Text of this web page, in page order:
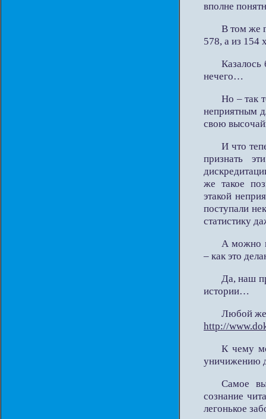
вполне
В том же
578, а из 154
Казалось
нечего…
Но – так
неприятным
свою
И что
признать
же такое
этакой
поступали
статистику
А можно
– как это
Да, наш
истории…
Любой
http://
К чему
уничижению
Самое
сознание
легонькое